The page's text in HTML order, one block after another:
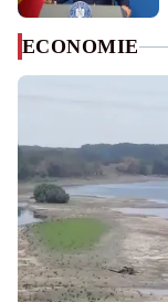
ECONOMIE